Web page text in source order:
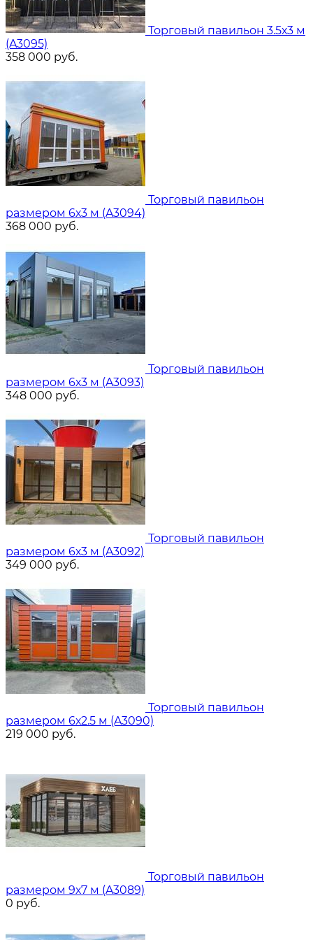
Торговый павильон 3.5х3 м
(A3095)
358 000 руб.
Торговый павильон
размером 6х3 м (A3094)
368 000 руб.
Торговый павильон
размером 6х3 м (A3093)
348 000 руб.
Торговый павильон
размером 6х3 м (A3092)
349 000 руб.
Торговый павильон
размером 6х2.5 м (A3090)
219 000 руб.
Торговый павильон
размером 9х7 м (A3089)
0 руб.